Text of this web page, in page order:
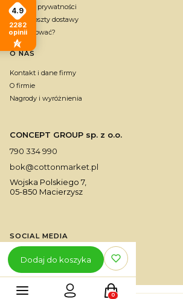
Polityka prywatności
Czas i koszty dostawy
Jak kupować?
O NAS
Kontakt i dane firmy
O firmie
Nagrody i wyróżnienia
CONCEPT GROUP sp. z o.o.
790 334 990
bok@cottonmarket.pl
Wojska Polskiego 7,
05-850 Macierzysz
SOCIAL MEDIA
Dodaj do koszyka
Produkty w
4.9
2282
opinii